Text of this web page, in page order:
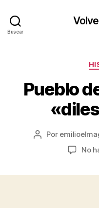
Buscar
Pueblo
Autor
Por
No